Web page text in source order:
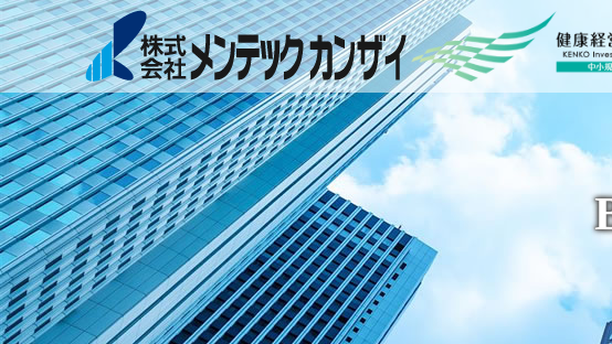
社長挨拶 経営理念 健康経営
清掃業務 設備・環境衛生業務